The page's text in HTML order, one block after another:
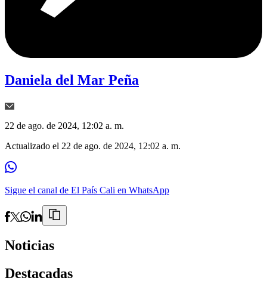
Daniela del Mar Peña
22 de ago. de 2024, 12:02 a. m.
Actualizado el 22 de ago. de 2024, 12:02 a. m.
Sigue el canal de El País Cali en WhatsApp
Noticias
Destacadas